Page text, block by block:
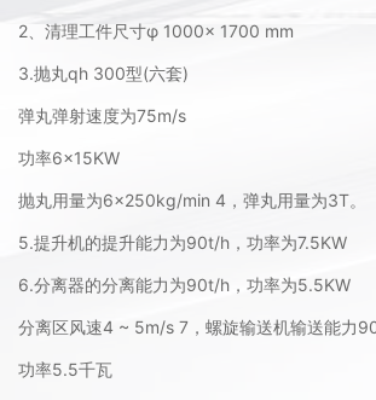
2、清理工件尺寸φ 1000× 1700 mm
3.抛丸qh 300型(六套)
弹丸弹射速度为75m/s
功率6×15KW
抛丸用量为6×250kg/min 4，弹丸用量为3T。
5.提升机的提升能力为90t/h，功率为7.5KW
6.分离器的分离能力为90t/h，功率为5.5KW
分离区风速4 ~ 5m/s 7，螺旋输送机输送能力
功率5.5千瓦